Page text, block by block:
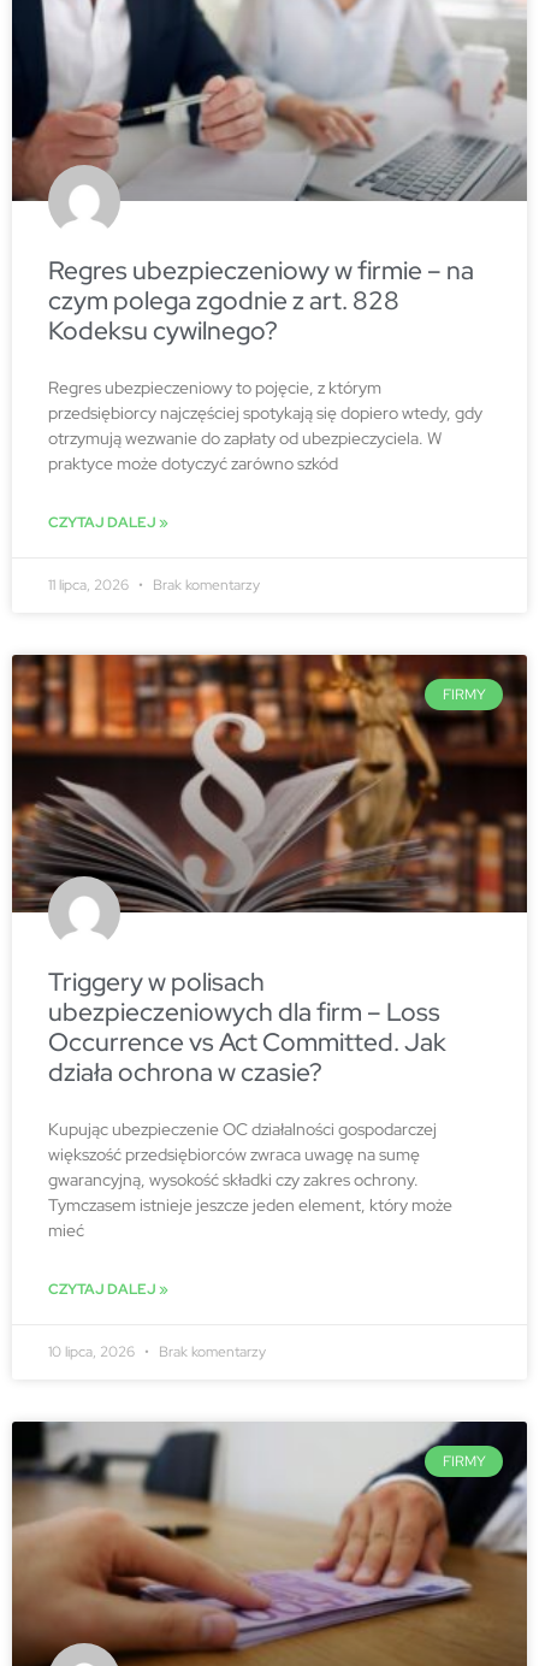
Regres ubezpieczeniowy w firmie – na
czym polega zgodnie z art. 828
Kodeksu cywilnego?
Regres ubezpieczeniowy to pojęcie, z którym
przedsiębiorcy najczęściej spotykają się dopiero wtedy, gdy
otrzymują wezwanie do zapłaty od ubezpieczyciela. W
praktyce może dotyczyć zarówno szkód
CZYTAJ DALEJ »
11 lipca, 2026 Brak komentarzy
FIRMY
Triggery w polisach
ubezpieczeniowych dla firm – Loss
Occurrence vs Act Committed. Jak
działa ochrona w czasie?
Kupując ubezpieczenie OC działalności gospodarczej
większość przedsiębiorców zwraca uwagę na sumę
gwarancyjną, wysokość składki czy zakres ochrony.
Tymczasem istnieje jeszcze jeden element, który może
mieć
CZYTAJ DALEJ »
10 lipca, 2026 Brak komentarzy
FIRMY